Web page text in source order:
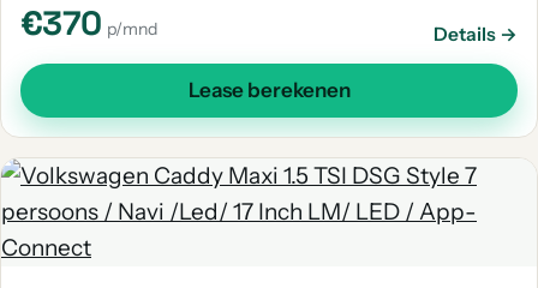
€370 p/mnd Details →
Lease berekenen